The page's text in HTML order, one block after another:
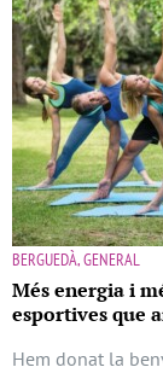
BERGUEDÀ, GENERAL
Més energia i
esportives que
Hem donat la